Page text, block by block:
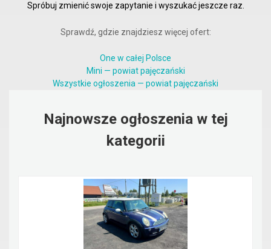
Spróbuj zmienić swoje zapytanie i wyszukać jeszcze raz.
Sprawdź, gdzie znajdziesz więcej ofert:
One w całej Polsce
Mini — powiat pajęczański
Wszystkie ogłoszenia — powiat pajęczański
Najnowsze ogłoszenia w tej
kategorii